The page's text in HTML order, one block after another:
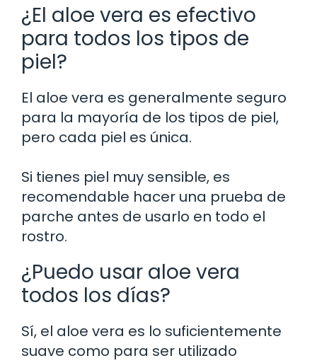
¿El aloe vera es efectivo
para todos los tipos de
piel?
El aloe vera es generalmente seguro
para la mayoría de los tipos de piel,
pero cada piel es única.
Si tienes piel muy sensible, es
recomendable hacer una prueba de
parche antes de usarlo en todo el
rostro.
¿Puedo usar aloe vera
todos los días?
Sí, el aloe vera es lo suficientemente
suave como para ser utilizado